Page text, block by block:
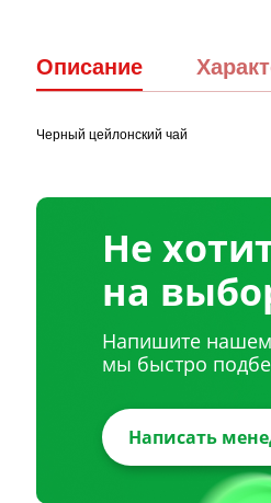
Описание
Черный цейлонский чай
Не
на
Напишите
мы быстро
Написать